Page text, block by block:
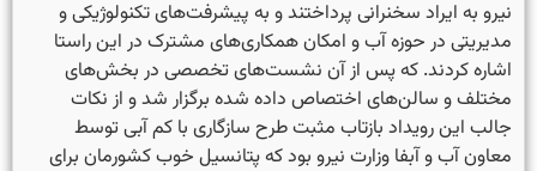
نیرو به ایراد سخنرانی پرداختند و به پیشرفت‌های تکنولوژیکی و
مدیریتی در حوزه آب و امکان همکاری‌های مشترک در این راستا
اشاره کردند. که پس از آن نشست‌های تخصصی در بخش‌های
مختلف و سالن‌های اختصاص داده شده برگزار شد و از نکات
جالب این رویداد بازتاب مثبت طرح سازگاری با کم آبی توسط
معاون آب و آبفا وزارت نیرو بود که پتانسیل خوب کشورمان برای